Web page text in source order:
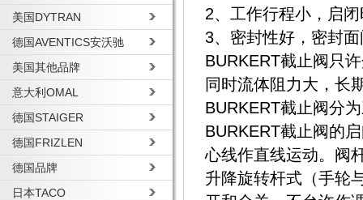
美国DYTRAN
德国AVENTICS安沃驰
美国其他品牌
意大利OMAL
德国STAIGER
德国FRIZLEN
德国品牌
日本TACO
2、工作行程小，启
3、密封性好，密封
BURKERT截止阀只
同时流体阻力大，长
BURKERT截止阀分
BURKERT截止阀的
心线作直线运动。阀
升降旋转杆式（手轮